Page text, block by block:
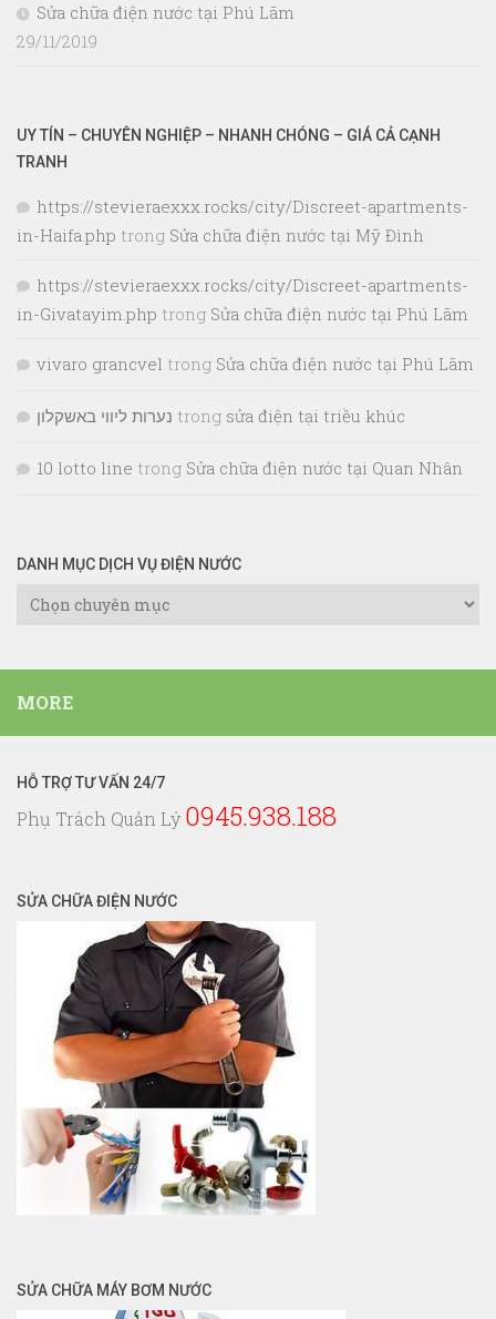
Sửa chữa điện nước tại Phú Lãm
29/11/2019
UY TÍN – CHUYÊN NGHIỆP – NHANH CHÓNG – GIÁ CẢ CẠNH
TRANH
https://stevieraexxx.rocks/city/Discreet-apartments-
in-Haifa.php trong Sửa chữa điện nước tại Mỹ Đình
https://stevieraexxx.rocks/city/Discreet-apartments-
in-Givatayim.php trong Sửa chữa điện nước tại Phú Lãm
vivaro grancvel trong Sửa chữa điện nước tại Phú Lãm
נערות ליווי באשקלון trong sửa điện tại triều khúc
10 lotto line trong Sửa chữa điện nước tại Quan Nhân
DANH MỤC DỊCH VỤ ĐIỆN NƯỚC
Danh
Vụ
Điện
MORE
HỖ TRỢ TƯ VẤN 24/7
Phụ Trách Quản Lý 0945.938.188
SỬA CHỮA ĐIỆN NƯỚC
SỬA CHỮA MÁY BƠM NƯỚC